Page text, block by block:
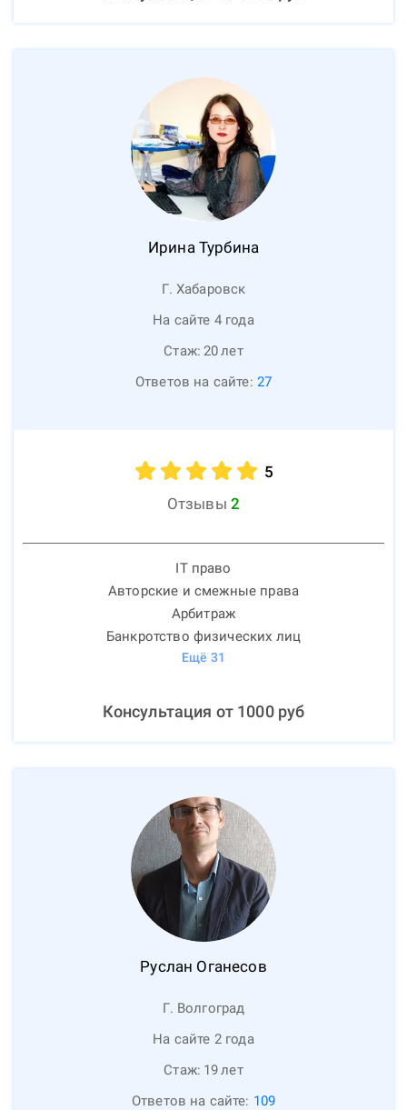
Ирина Турбина
Г. Хабаровск
На сайте 4 года
Стаж: 20лет
Ответов на сайте: 27
5
Отзывы 2
IT право
Авторские и смежные права
Арбитраж
Банкротство физических лиц
Ещё 31
Консультация от 1000руб
Руслан Оганесов
Г. Волгоград
На сайте 2 года
Стаж: 19лет
Ответов на сайте: 109